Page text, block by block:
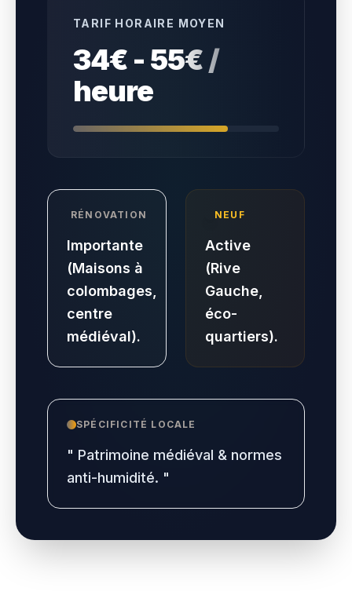
TARIF HORAIRE MOYEN
34€ - 55€ /
heure
RÉNOVATION
Importante
(Maisons à
colombages,
centre
médiéval).
NEUF
Active
(Rive
Gauche,
éco-
quartiers).
SPÉCIFICITÉ LOCALE
" Patrimoine médiéval & normes
anti-humidité. "